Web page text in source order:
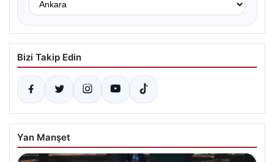
Bizi Takip Edin
Yan Manşet